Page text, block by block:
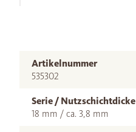
Artikelnummer
535302
Serie / Nutzschichtdicke
18 mm / ca. 3,8 mm